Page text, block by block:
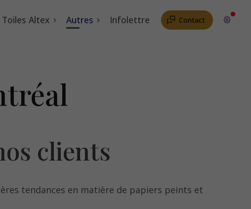
Toiles Altex Autres Infolettre Contact
clients
tendances en matière de papiers peints et